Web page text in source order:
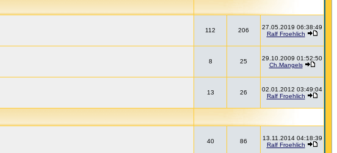
112 206
27.05.2019 06:38:49
Ralf Froehlich
8 25
29.10.2009 01:52:50
Ch.Mangels
13 26
02.01.2012 03:49:04
Ralf Froehlich
40 86
13.11.2014 04:18:39
Ralf Froehlich